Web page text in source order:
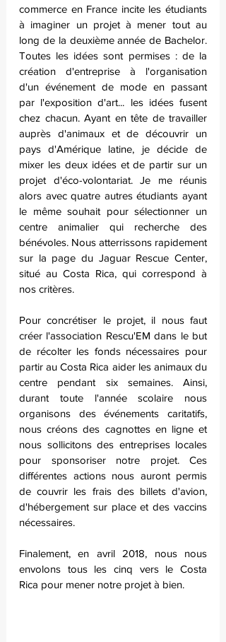
commerce en France incite les étudiants
à imaginer un projet à mener tout au
long de la deuxième année de Bachelor.
Toutes les idées sont permises : de la
création d'entreprise à l'organisation
d'un événement de mode en passant
par l'exposition d'art... les idées fusent
chez chacun. Ayant en tête de travailler
auprès d'animaux et de découvrir un
pays d'Amérique latine, je décide de
mixer les deux idées et de partir sur un
projet d'éco-volontariat. Je me réunis
alors avec quatre autres étudiants ayant
le même souhait pour sélectionner un
centre animalier qui recherche des
bénévoles. Nous atterrissons rapidement
sur la page du Jaguar Rescue Center,
situé au Costa Rica, qui correspond à
nos critères.
Pour concrétiser le projet, il nous faut
créer l'association Rescu'EM dans le but
de récolter les fonds nécessaires pour
partir au Costa Rica aider les animaux du
centre pendant six semaines. Ainsi,
durant toute l'année scolaire nous
organisons des événements caritatifs,
nous créons des cagnottes en ligne et
nous sollicitons des entreprises locales
pour sponsoriser notre projet. Ces
différentes actions nous auront permis
de couvrir les frais des billets d'avion,
d'hébergement sur place et des vaccins
nécessaires.
Finalement, en avril 2018, nous nous
envolons tous les cinq vers le Costa
Rica pour mener notre projet à bien.